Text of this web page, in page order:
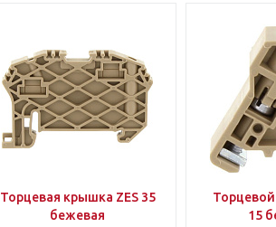
Торцевая крышка ZES 35
бежевая
15